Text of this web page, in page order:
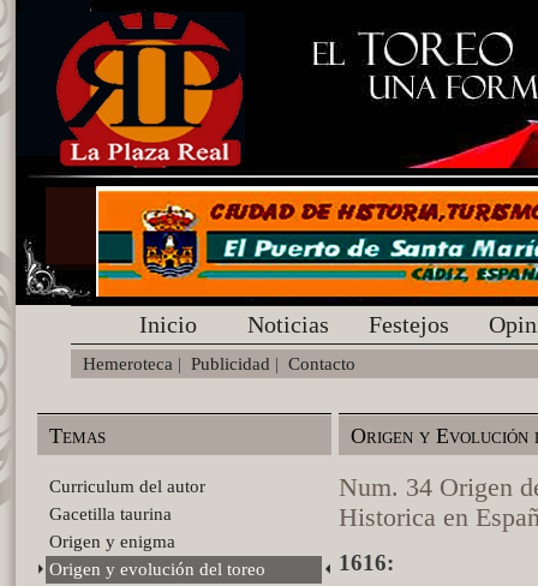
Inicio Noticias Festejos
Hemeroteca | Publicidad | Contacto
Temas
Curriculum del autor
Gacetilla taurina
Origen y enigma
Origen y evolución del toreo
Origen y Evolución
Num. 34 Origen
Historica en
1616: